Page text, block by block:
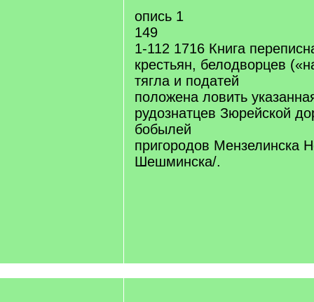
опись 1
149
1-112 1716 Книга
крестьян, белодворцев
тягла и податей
положена ловить
рудознатцев Зюрейской
бобылей
пригородов Мензелинска
Шешминска/.